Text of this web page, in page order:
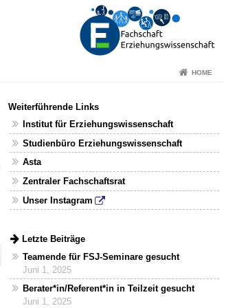
HOME
Weiterführende Links
Institut für Erziehungswissenschaft
Studienbüro Erziehungswissenschaft
Asta
Zentraler Fachschaftsrat
Unser Instagram
Letzte Beiträge
Teamende für FSJ-Seminare gesucht
Juni 1, 2025
Berater*in/Referent*in in Teilzeit gesucht
Juni 1, 2025